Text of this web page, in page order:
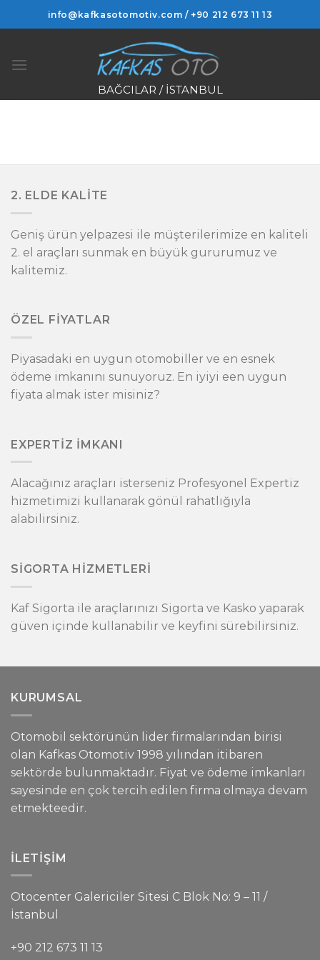
to
info@kafkasotomotiv.com / +90 212 673 11 13
BAĞCILAR / İSTANBUL
2. ELDE KALİTE
Geniş ürün yelpazesi ile müşterilerimize en kaliteli
2. el araçları sunmak en büyük gururumuz ve
kalitemiz.
ÖZEL FİYATLAR
Piyasadaki en uygun otomobiller ve en esnek
ödeme imkanını sunuyoruz. En iyiyi een uygun
fiyata almak ister misiniz?
EXPERTİZ İMKANI
Alacağınız araçları isterseniz Profesyonel Expertiz
hizmetimizi kullanarak gönül rahatlığıyla
alabilirsiniz.
SİGORTA HİZMETLERİ
Kaf Sigorta ile araçlarınızı Sigorta ve Kasko yaparak
güven içinde kullanabilir ve keyfini sürebilirsiniz.
KURUMSAL
Otomobil sektörünün lider firmalarından birisi
olan Kafkas Otomotiv 1998 yılından itibaren
sektörde bulunmaktadır. Fiyat ve ödeme imkanları
sayesinde en çok tercih edilen firma olmaya devam
etmekteedir.
İLETIŞIM
Otocenter Galericiler Sitesi C Blok No: 9 – 11 /
İstanbul
+90 212 673 11 13